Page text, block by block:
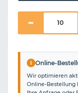
i Online-
Wir optimieren
Online-Bestellung